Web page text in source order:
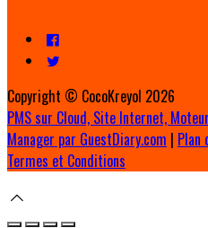
Copyright © CocoKreyol 2026
PMS sur Cloud, Site Internet,
Manager par GuestDiary.com | Plan
Termes et Conditions